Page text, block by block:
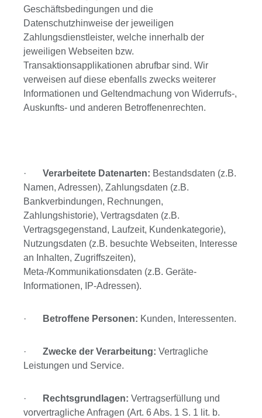
Geschäftsbedingungen und die
Datenschutzhinweise der jeweiligen
Zahlungsdienstleister, welche innerhalb der
jeweiligen Webseiten bzw.
Transaktionsapplikationen abrufbar sind. Wir
verweisen auf diese ebenfalls zwecks weiterer
Informationen und Geltendmachung von Widerrufs-,
Auskunfts- und anderen Betroffenenrechten.
· Verarbeitete Datenarten: Bestandsdaten (z.B.
Namen, Adressen), Zahlungsdaten (z.B.
Bankverbindungen, Rechnungen,
Zahlungshistorie), Vertragsdaten (z.B.
Vertragsgegenstand, Laufzeit, Kundenkategorie),
Nutzungsdaten (z.B. besuchte Webseiten, Interesse
an Inhalten, Zugriffszeiten),
Meta-/Kommunikationsdaten (z.B. Geräte-
Informationen, IP-Adressen).
· Betroffene Personen: Kunden, Interessenten.
· Zwecke der Verarbeitung: Vertragliche
Leistungen und Service.
· Rechtsgrundlagen: Vertragserfüllung und
vorvertragliche Anfragen (Art. 6 Abs. 1 S. 1 lit. b.